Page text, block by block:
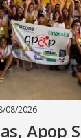
08/2026
Apop